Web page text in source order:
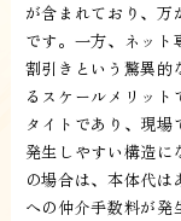
が含まれており、
です。一方、ネッ
割引きという驚異的
るスケールメリッ
タイトであり、現
発生しやすい構造に
の場合は、本体代
への仲介手数料が